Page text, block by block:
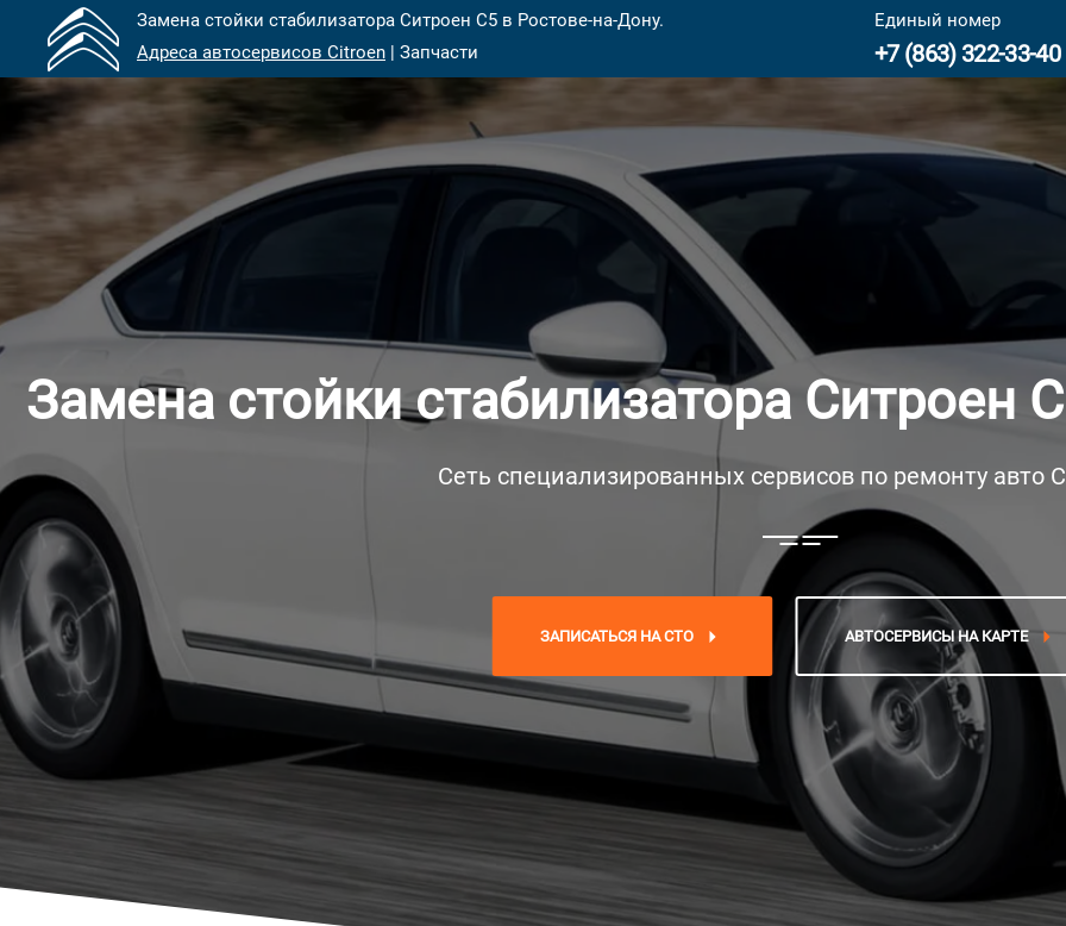
Замена стойки стабилизатора Ситроен С5 в Ростове-на-Дону.
Адреса автосервисов Citroen | Запчасти
Единый номер
+7 (863) 322-33-40
Замена стойки стабилизатора Ситроен
Сеть специализированных сервисов по ремонту авто
ЗАПИСАТЬСЯ НА СТО АВТОСЕРВИСЫ НА КАРТЕ